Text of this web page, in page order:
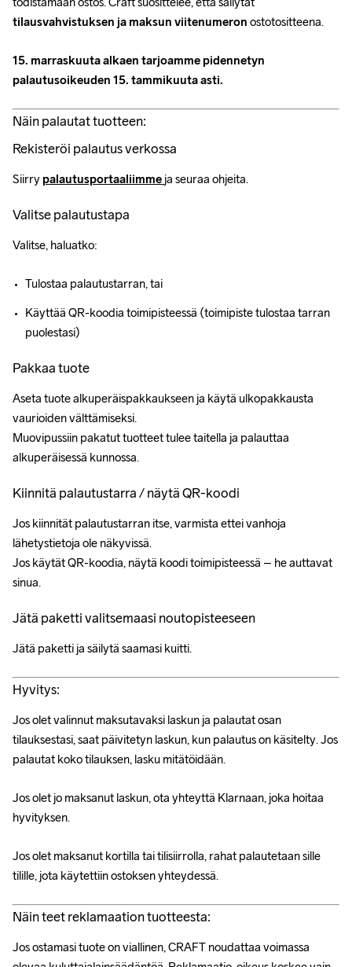
tilausvahvistuksen ja maksun viitenumeron ostotositteena.
15. marraskuuta alkaen tarjoamme pidennetyn
palautusoikeuden 15. tammikuuta asti.
Näin palautat tuotteen:
Rekisteröi palautus verkossa
Siirry palautusportaaliimme ja seuraa ohjeita.
Valitse palautustapa
Valitse, haluatko:
Tulostaa palautustarran, tai
Käyttää QR-koodia toimipisteessä (toimipiste tulostaa tarran
puolestasi)
Pakkaa tuote
Aseta tuote alkuperäispakkaukseen ja käytä ulkopakkausta
vaurioiden välttämiseksi.
Muovipussiin pakatut tuotteet tulee taitella ja palauttaa
alkuperäisessä kunnossa.
Kiinnitä palautustarra / näytä QR-koodi
Jos kiinnität palautustarran itse, varmista ettei vanhoja
lähetystietoja ole näkyvissä.
Jos käytät QR-koodia, näytä koodi toimipisteessä – he auttavat
sinua.
Jätä paketti valitsemaasi noutopisteeseen
Jätä paketti ja säilytä saamasi kuitti.
Hyvitys:
Jos olet valinnut maksutavaksi laskun ja palautat osan
tilauksestasi, saat päivitetyn laskun, kun palautus on käsitelty. Jos
palautat koko tilauksen, lasku mitätöidään.
Jos olet jo maksanut laskun, ota yhteyttä Klarnaan, joka hoitaa
hyvityksen.
Jos olet maksanut kortilla tai tilisiirrolla, rahat palautetaan sille
tilille, jota käytettiin ostoksen yhteydessä.
Näin teet reklamaation tuotteesta:
Jos ostamasi tuote on viallinen, CRAFT noudattaa voimassa